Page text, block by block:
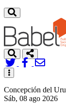
Toggle
navigation
Concepción del
Sáb, 08 ago 2026